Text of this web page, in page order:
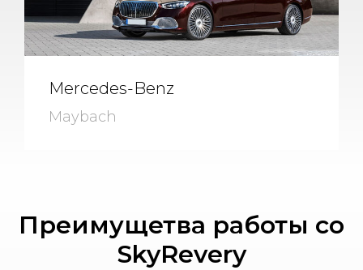
Mercedes-Benz
Maybach
Преимущетва работы со
SkyRevery